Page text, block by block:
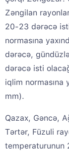
Zəngilan
20-23 dərəcə
normasına
dərəcə,
dərəcə isti
iqlim normasına
mm).
Qazax, Gəncə,
Tərtər, Füzuli
temperaturunun